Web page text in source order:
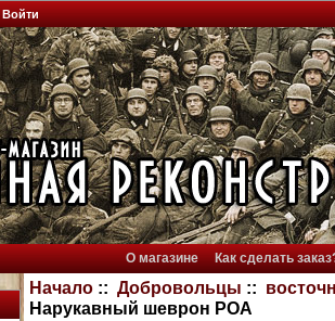
Войти
О магазине Как сделать
Начало:: Добровольцы ::
Нарукавный шеврон РОА